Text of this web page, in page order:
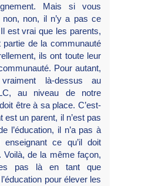
Mais si vous
non, il n’y a pas ce
est vrai que les parents,
partie de la communauté
ils ont toute leur
Pour autant,
là-dessus au
au niveau de notre
être à sa place. C’est-
est un parent, il n’est pas
l’éducation, il n’a pas à
ce qu’il doit
Voilà, de la même façon,
pas là en tant que
pour élever les